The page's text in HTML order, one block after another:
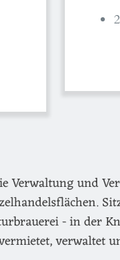
Verwaltung und
- in der
verwaltet